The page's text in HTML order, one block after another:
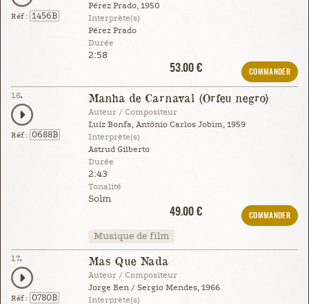
Réf : 1456B
Pérez Prado, 1950
Interprète(s)
Pérez Prado
Durée
2:58
53.00 €
COMMANDER
16.
Réf : 0688B
Manha de Carnaval (Orfeu negro)
Auteur / Compositeur
Luiz Bonfa, Antônio Carlos Jobim, 1959
Interprète(s)
Astrud Gilberto
Durée
2:43
Tonalité
Solm
49.00 €
COMMANDER
Musique de film
17.
Réf : 0780B
Mas Que Nada
Auteur / Compositeur
Jorge Ben / Sergio Mendes, 1966
Interprète(s)